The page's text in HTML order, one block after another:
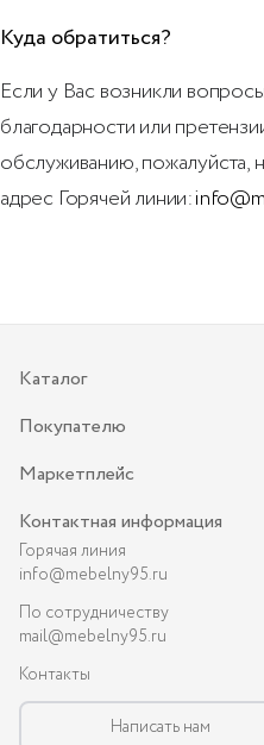
Куда обратиться?
Если у Вас возникли
благодарности или
обслуживанию, пожалуйста,
адрес Горячей линии:
Каталог
Покупателю
Маркетплейс
Контактная информация
Горячая линия
info@mebelny95.ru
По сотрудничеству
mail@mebelny95.ru
Контакты
Написать нам